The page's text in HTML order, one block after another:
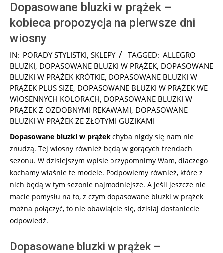
Dopasowane bluzki w prążek –
kobieca propozycja na pierwsze dni
wiosny
2025-
03-
10
IN: PORADY STYLISTKI, SKLEPY TAGGED: ALLEGRO
BLUZKI, DOPASOWANE BLUZKI W PRĄŻEK, DOPASOWANE
BLUZKI W PRĄŻEK KRÓTKIE, DOPASOWANE BLUZKI W
PRĄŻEK PLUS SIZE, DOPASOWANE BLUZKI W PRĄŻEK WE
WIOSENNYCH KOLORACH, DOPASOWANE BLUZKI W
PRĄŻEK Z OZDOBNYMI RĘKAWAMI, DOPASOWANE
BLUZKI W PRĄŻEK ZE ZŁOTYMI GUZIKAMI
Dopasowane bluzki w prążek chyba nigdy się nam nie
znudzą. Tej wiosny również będą w gorących trendach
sezonu. W dzisiejszym wpisie przypomnimy Wam, dlaczego
kochamy właśnie te modele. Podpowiemy również, które z
nich będą w tym sezonie najmodniejsze. A jeśli jeszcze nie
macie pomysłu na to, z czym dopasowane bluzki w prążek
można połączyć, to nie obawiajcie się, dzisiaj dostaniecie
odpowiedź.
Dopasowane bluzki w prążek –